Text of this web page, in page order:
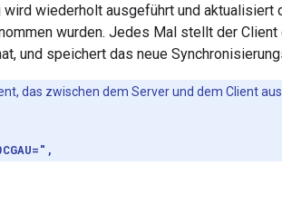
wird wiederholt ausgeführt und
wurden. Jedes Mal stellt der
und speichert das neue
das zwischen dem Server und dem Client